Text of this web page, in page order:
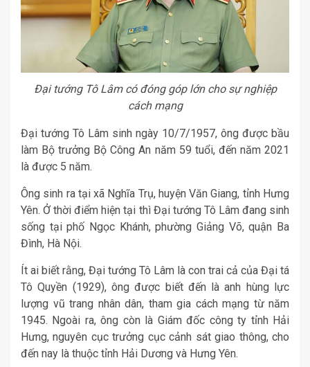
Đại tướng Tô Lâm có đóng góp lớn cho sự nghiệp
cách mạng
Đại tướng Tô Lâm sinh ngày 10/7/1957, ông được bầu
làm Bộ trưởng Bộ Công An năm 59 tuổi, đến năm 2021
là được 5 năm.
Ông sinh ra tại xã Nghĩa Trụ, huyện Văn Giang, tỉnh Hưng
Yên. Ở thời điểm hiện tại thì Đại tướng Tô Lâm đang sinh
sống tại phố Ngọc Khánh, phường Giảng Võ, quận Ba
Đình, Hà Nội.
Ít ai biết rằng, Đại tướng Tô Lâm là con trai cả của Đại tá
Tô Quyền (1929), ông được biết đến là anh hùng lực
lượng vũ trang nhân dân, tham gia cách mạng từ năm
1945. Ngoài ra, ông còn là Giám đốc công ty tỉnh Hải
Hưng, nguyên cục trưởng cục cảnh sát giao thông, cho
đến nay là thuộc tỉnh Hải Dương và Hưng Yên.